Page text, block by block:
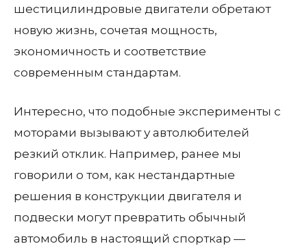
шестицилиндровые двигатели обретают
новую жизнь, сочетая мощность,
экономичность и соответствие
современным стандартам.
Интересно, что подобные эксперименты с
моторами вызывают у автолюбителей
резкий отклик. Например, ранее мы
говорили о том, как нестандартные
решения в конструкции двигателя и
подвески могут превратить обычный
автомобиль в настоящий спорткар —